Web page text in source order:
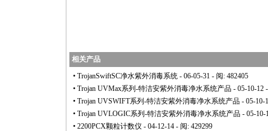
相关产品
• TrojanSwiftSC净水紫外消毒系统 - 06-05-31 - 阅: 482405
• Trojan UVMax系列-特洁安紫外消毒净水系统产品 - 05-10-12
• Trojan UVSWIFT系列-特洁安紫外消毒净水系统产品 - 05-10-
• Trojan UVLOGIC系列-特洁安紫外消毒净水系统产品 - 05-10-
• 2200PCX颗粒计数仪 - 04-12-14 - 阅: 429299